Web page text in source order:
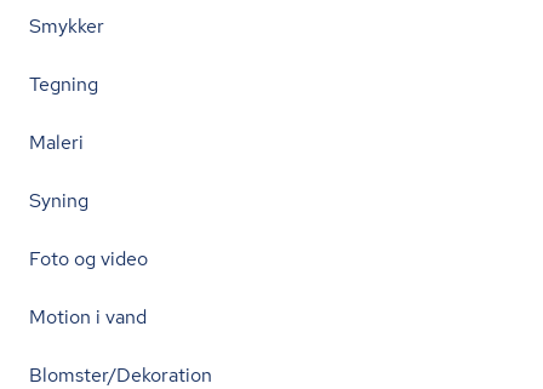
Smykker
Tegning
Maleri
Syning
Foto og video
Motion i vand
Blomster/Dekoration